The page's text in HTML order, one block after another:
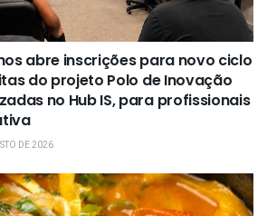
abre inscrições para novo ciclo
do projeto Polo de Inovação
no Hub IS, para profissionais
DE 2026